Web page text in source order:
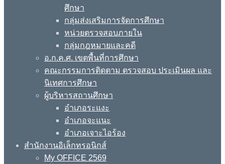
ศึกษา
กลุ่มส่งเสริมการจัดการศึกษา
หน่วยตรวจสอบภายใน
กลุ่มกฎหมายและคดี
อ.ก.ค.ศ. เขตพื้นที่การศึกษา
คณะกรรมการติดตาม ตรวจสอบ ประเมินผล และ
นิเทศการศึกษา
ผู้บริหารสถานศึกษา
อำเภอระแงะ
อำเภอจะแนะ
อำเภอเจาะไอร้อง
สำนักงานอิเล็กทรอนิกส์
My OFFICE 2569